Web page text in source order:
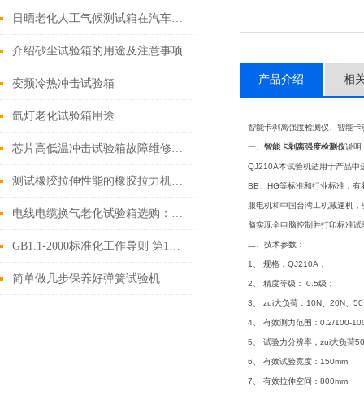
日晒老化人工气候测试箱在汽车材料耐候性评估中的关键作用
介绍砂尘试验箱的用途及注意事项
变频冷热冲击试验箱
氙灯老化试验箱用途
芯片高低温冲击试验箱故障维修内容
测试橡胶拉伸性能的橡胶拉力机需具备的四大条件
电线电缆换气老化试验箱选购：关键参数与功能考量
GB1.1-2000标准化工作导则 第1部分 标准的结构和编写规则
简单做几步保养好弹簧试验机
产品介绍 相
智能卡剥离强度检测仪、智能
一、 智能卡剥离强度检测仪说明
QJ210A本试验机适用于产品中
BB、HG等标准和行业标准，
服电机和中国台湾工机减速机
脑实现全电脑控制并打印标准
二、 技术参数：
1、 规格：QJ210A；
2、 精度等级： 0.5级；
3、 zui大负荷：10N、20N、
4、 有效测力范围：0.2/100-
5、 试验力分辨率，zui大负荷
6、 有效试验宽度：150mm
7、 有效拉伸空间：800mm